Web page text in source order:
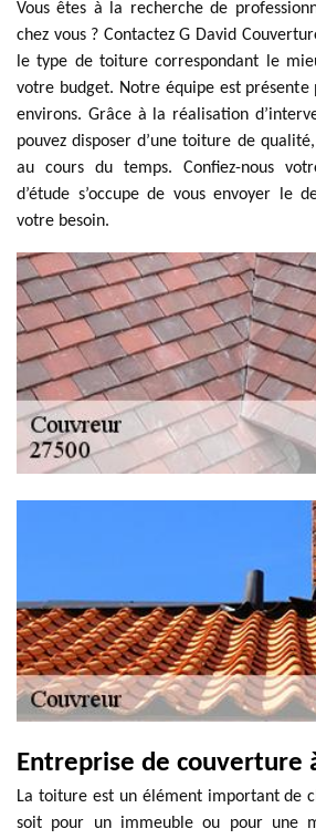
Vous êtes à la recherche de
chez vous ? Contactez G David
le type de toiture correspondant le
votre budget. Notre équipe est présente
environs. Grâce à la réalisation
pouvez disposer d’une toiture de
au cours du temps. Confiez-nous
d’étude s’occupe de vous envoyer le
votre besoin.
Entreprise de couverture
La toiture est un élément important de
soit pour un immeuble ou pour une